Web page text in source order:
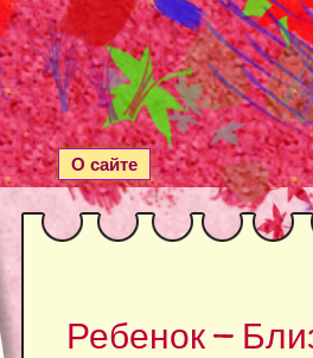
О сайте
Ребенок —